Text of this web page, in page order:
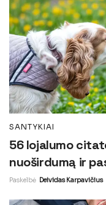
SANTYKIAI
56 lojalumo
nuoširdumą ir
Paskelbė Deividas Karpavičius